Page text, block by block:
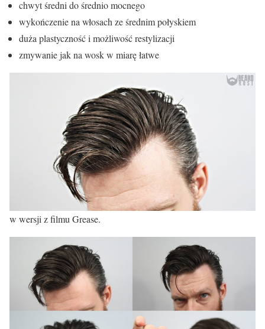
chwyt średni do średnio mocnego
wykończenie na włosach ze średnim połyskiem
duża plastyczność i możliwość restylizacji
zmywanie jak na wosk w miarę łatwe
w wersji z filmu Grease.